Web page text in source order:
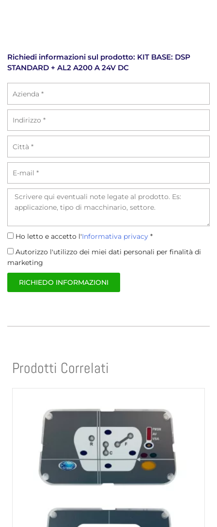
Richiedi informazioni sul prodotto: KIT BASE: DSP
STANDARD + AL2 A200 A 24V DC
Richiesta
Informativa
Privacy
Ho letto e accetto l'Informativa privacy *
Trattamento
dati
Autorizzo l'utilizzo dei miei dati personali per finalità di
marketing
RICHIEDO INFORMAZIONI
Prodotti Correlati